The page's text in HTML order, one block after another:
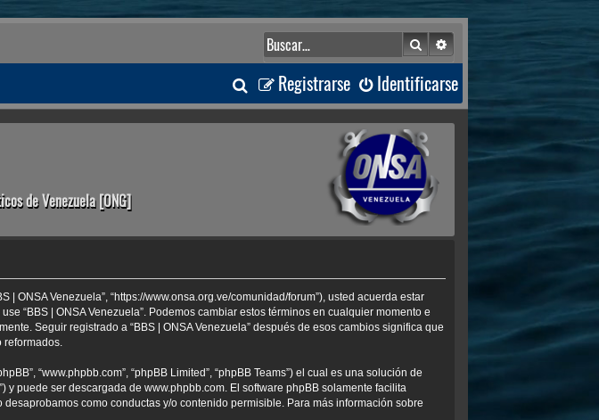
BuscarBúsqueda avanzada
Identificarse
Registrarse
B
u
a
r
de Venezuela [ONG]
| ONSA Venezuela”, “https://www.onsa.org.ve/comunidad/forum”), usted acuerda estar
“BBS | ONSA Venezuela”. Podemos cambiar estos términos en cualquier momento e
Seguir registrado a “BBS | ONSA Venezuela” después de esos cambios significa que
reformados.
“www.phpbb.com”, “phpBB Limited”, “phpBB Teams”) el cual es una solución de
y puede ser descargada de www.phpbb.com. El software phpBB solamente facilita
como conductas y/o contenido permisible. Para más información sobre